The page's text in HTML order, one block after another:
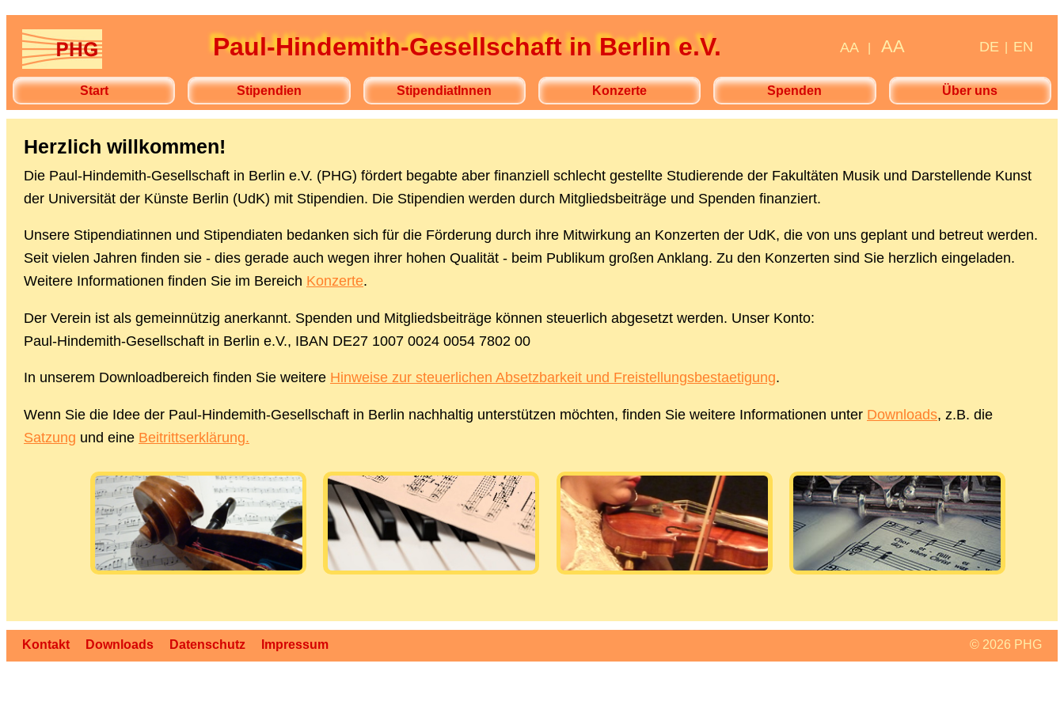
Paul-Hindemith-Gesellschaft in Berlin e.V. AA AA DE EN
Start Stipendien StipendiatInnen Konzerte Spenden Über uns
Herzlich willkommen!
Die Paul-Hindemith-Gesellschaft in Berlin e.V. (PHG) fördert begabte aber finanziell schlecht gestellte Studierende der Fakultäten Musik und Darstellende Kunst
der Universität der Künste Berlin (UdK) mit Stipendien. Die Stipendien werden durch Mitgliedsbeiträge und Spenden finanziert.
Unsere Stipendiatinnen und Stipendiaten bedanken sich für die Förderung durch ihre Mitwirkung an Konzerten der UdK, die von uns geplant und betreut werden.
Seit vielen Jahren finden sie - dies gerade auch wegen ihrer hohen Qualität - beim Publikum großen Anklang. Zu den Konzerten sind Sie herzlich eingeladen.
Weitere Informationen finden Sie im Bereich Konzerte.
Der Verein ist als gemeinnützig anerkannt. Spenden und Mitgliedsbeiträge können steuerlich abgesetzt werden. Unser Konto:
Paul-Hindemith-Gesellschaft in Berlin e.V., IBAN DE27 1007 0024 0054 7802 00
In unserem Downloadbereich finden Sie weitere Hinweise zur steuerlichen Absetzbarkeit und Freistellungsbestaetigung.
Wenn Sie die Idee der Paul-Hindemith-Gesellschaft in Berlin nachhaltig unterstützen möchten, finden Sie weitere Informationen unter Downloads, z.B. die
Satzung und eine Beitrittserklärung.
Kontakt Downloads Datenschutz Impressum © 2026 PHG